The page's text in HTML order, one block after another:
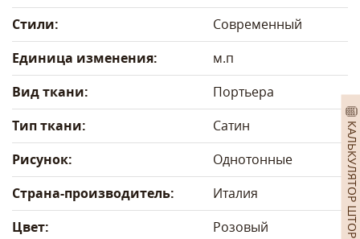
КАЛЬКУЛЯТОР ШТОР
Стили:
Современный
Единица изменения:
м.п
Вид ткани:
Портьера
Тип ткани:
Сатин
Рисунок:
Однотонные
Страна-производитель:
Италия
Цвет:
Розовый